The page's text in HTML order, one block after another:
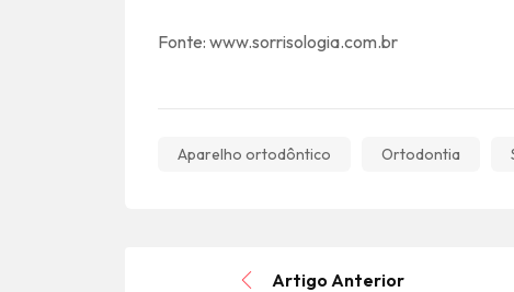
Fonte: www.sorrisologia.com.br
Aparelho ortodôntico Ortodontia
Artigo Anterior